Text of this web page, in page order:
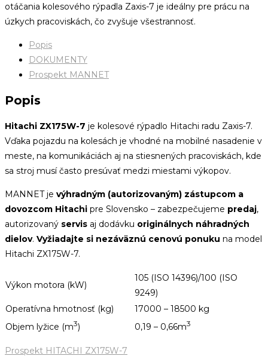
otáčania kolesového rýpadla Zaxis-7 je ideálny pre prácu na
úzkych pracoviskách, čo zvyšuje všestrannosť.
Popis
DOKUMENTY
Prospekt MANNET
Popis
Hitachi ZX175W-7 je kolesové rýpadlo Hitachi radu Zaxis-7.
Vďaka pojazdu na kolesách je vhodné na mobilné nasadenie v
meste, na komunikáciách aj na stiesnených pracoviskách, kde
sa stroj musí často presúvať medzi miestami výkopov.
MANNET je výhradným (autorizovaným) zástupcom a
dovozcom Hitachi pre Slovensko – zabezpečujeme predaj,
autorizovaný servis aj dodávku originálnych náhradných
dielov. Vyžiadajte si nezáväznú cenovú ponuku na model
Hitachi ZX175W-7.
Výkon motora (kW)
105 (ISO 14396)/100 (ISO
9249)
Operatívna hmotnosť (kg)
17000 – 18500 kg
Objem lyžice (m3) 0,19 – 0,66m3
Prospekt HITACHI ZX175W-7